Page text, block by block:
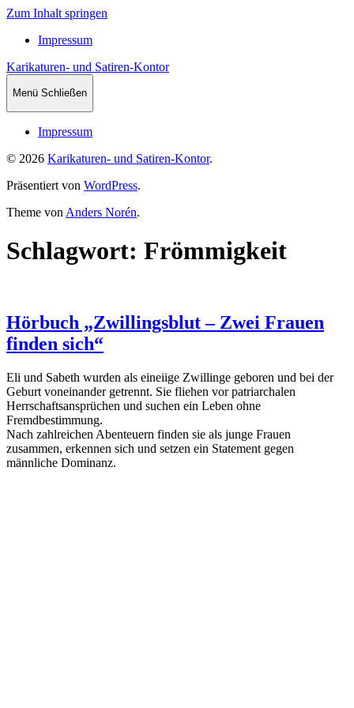
Zum Inhalt springen
Impressum
Karikaturen- und Satiren-Kontor
Menü Schließen
Impressum
© 2026 Karikaturen- und Satiren-Kontor.
Präsentiert von WordPress.
Theme von Anders Norén.
Schlagwort: Frömmigkeit
Hörbuch „Zwillingsblut – Zwei Frauen
finden sich“
Eli und Sabeth wurden als eineiige Zwillinge geboren und bei der
Geburt voneinander getrennt. Sie fliehen vor patriarchalen
Herrschaftsansprüchen und suchen ein Leben ohne
Fremdbestimmung.
Nach zahlreichen Abenteuern finden sie als junge Frauen
zusammen, erkennen sich und setzen ein Statement gegen
männliche Dominanz.